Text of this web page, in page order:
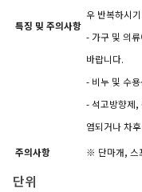
특징 밎 주의사항
우 반복하시
- 가구 및 의
바랍니다.
- 비누 및 수
- 석고방향제,
염되거나 차
주의사항
※ 단마개, 스
단위